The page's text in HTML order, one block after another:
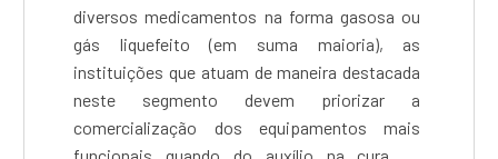
diversos medicamentos na forma gasosa ou
gás liquefeito (em suma maioria), as
instituições que atuam de maneira destacada
neste segmento devem priorizar a
comercialização dos equipamentos mais
funcionais quando do auxílio na cura de